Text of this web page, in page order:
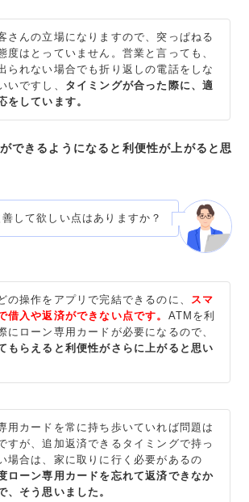
さんの立場になりますので、突っぱねる
度はとっていません。営業と言っても、
られない場合でも折り返しの電話をしな
いですし、 タイミングが合った際に、適
をしています。
できるようになると利便性が上がると思
して欲しい点はありますか？
の操作をアプリで完結できるのに、
スマ
借入や返済ができない点です。 ATMを利
にローン専用カードが必要になるので、
もらえると利便性がさらに上がると思い
用カードを常に持ち歩いていれば問題は
すが、追加返済できるタイミングで持っ
場合は、家に取りに行く必要があるの
ローン専用カードを忘れて返済できなか
、そう思いました。